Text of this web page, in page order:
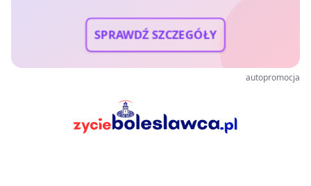
SPRAWDŹ SZCZEGÓŁY
autopromocja